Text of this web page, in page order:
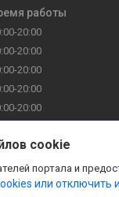
работы
20:00
20:00
20:00
20:00
20:00
20:00cookie
портала и
или отключить